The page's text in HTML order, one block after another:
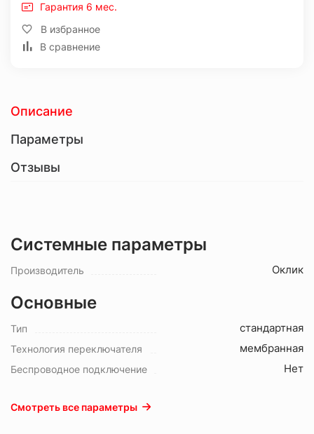
Гарантия 6 мес.
В избранное
В сравнение
Описание
Параметры
Отзывы
Системные параметры
Производитель Оклик
Основные
Тип стандартная
Технология переключателя мембранная
Беспроводное подключение Нет
Смотреть все параметры